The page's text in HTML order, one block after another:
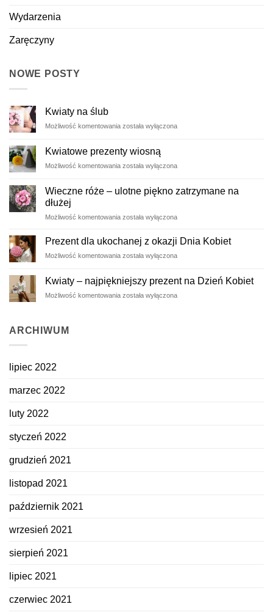
Wydarzenia
Zaręczyny
NOWE POSTY
Kwiaty na ślub
Możliwość komentowania Kwiaty
została wyłączona
Kwiatowe prezenty wiosną
Możliwość komentowania Kwiatowe
została wyłączona
Wieczne róże – ulotne piękno zatrzymane na
dłużej
Możliwość komentowania Wieczne
ulotne
piękno
na
została wyłączona
Prezent dla ukochanej z okazji Dnia Kobiet
Możliwość komentowania Prezent
ukochanej
z
okazji
została wyłączona
Kwiaty – najpiękniejszy prezent na Dzień Kobiet
Możliwość komentowania Kwiaty
została wyłączona
ARCHIWUM
lipiec 2022
marzec 2022
luty 2022
styczeń 2022
grudzień 2021
listopad 2021
październik 2021
wrzesień 2021
sierpień 2021
lipiec 2021
czerwiec 2021